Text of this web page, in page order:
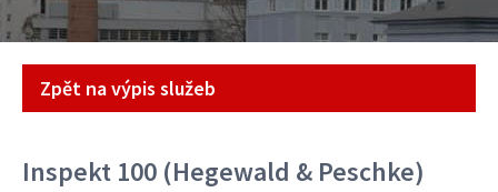
Přístroj
Zpět na výpis služeb
Inspekt 100 (Hegewald & Peschke)